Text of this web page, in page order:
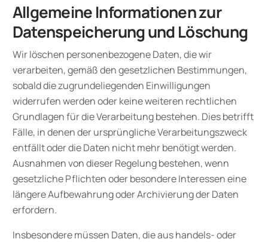
Allgemeine Informationen zur
Datenspeicherung und Löschung
Wir löschen personenbezogene Daten, die wir
verarbeiten, gemäß den gesetzlichen Bestimmungen,
sobald die zugrundeliegenden Einwilligungen
widerrufen werden oder keine weiteren rechtlichen
Grundlagen für die Verarbeitung bestehen. Dies betrifft
Fälle, in denen der ursprüngliche Verarbeitungszweck
entfällt oder die Daten nicht mehr benötigt werden.
Ausnahmen von dieser Regelung bestehen, wenn
gesetzliche Pflichten oder besondere Interessen eine
längere Aufbewahrung oder Archivierung der Daten
erfordern.
Insbesondere müssen Daten, die aus handels- oder